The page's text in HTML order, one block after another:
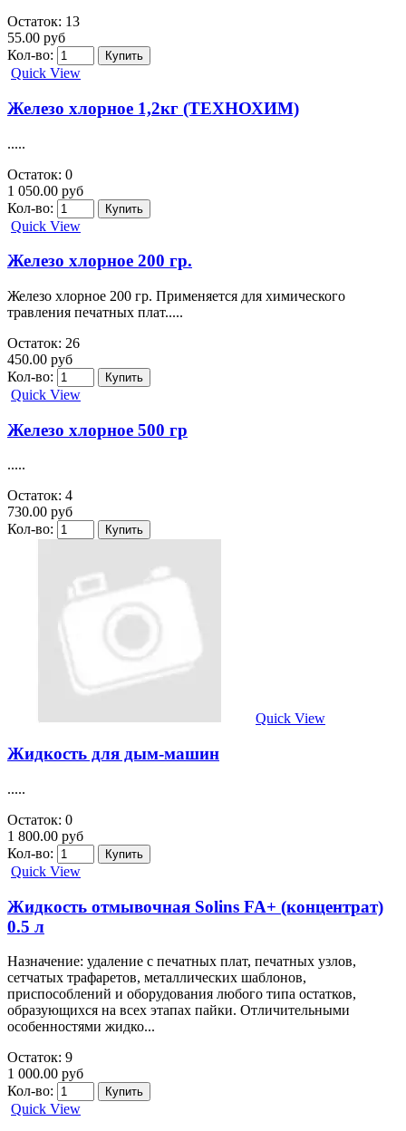
Остаток: 13
55.00 руб
Кол-во:
Quick View
Железо хлорное 1,2кг (ТЕХНОХИМ)
.....
Остаток: 0
1 050.00 руб
Кол-во:
Quick View
Железо хлорное 200 гр.
Железо хлорное 200 гр. Применяется для химического
травления печатных плат.....
Остаток: 26
450.00 руб
Кол-во:
Quick View
Железо хлорное 500 гр
.....
Остаток: 4
730.00 руб
Кол-во:
Quick View
Жидкость для дым-машин
.....
Остаток: 0
1 800.00 руб
Кол-во:
Quick View
Жидкость отмывочная Solins FA+ (концентрат)
0.5 л
Назначение: удаление с печатных плат, печатных узлов,
сетчатых трафаретов, металлических шаблонов,
приспособлений и оборудования любого типа остатков,
образующихся на всех этапах пайки. Отличительными
особенностями жидко...
Остаток: 9
1 000.00 руб
Кол-во:
Quick View